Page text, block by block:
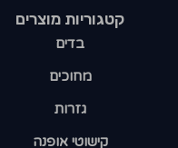
קטגוריות מוצרים​
בדים
מחוכים
גזרות
קישוטי אופנה